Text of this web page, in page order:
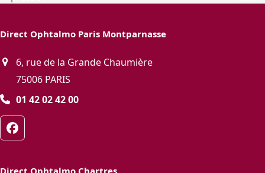
post:
post:
Direct Ophtalmo Paris Montparnasse
6, rue de la Grande Chaumière
75006 PARIS
01 42 02 42 00
Facebook
Direct Ophtalmo Chartres